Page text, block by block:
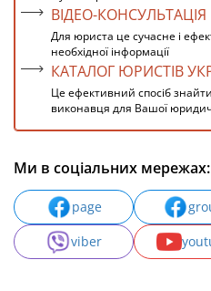
ВІДЕО-КОНСУЛЬТАЦІЯ
Для юриста це сучасне і
необхідної інформації
КАТАЛОГ ЮРИСТІВ
Це ефективний спосіб
виконавця для Вашої
Ми в соціальних мережах:
page
viber